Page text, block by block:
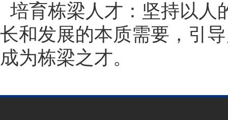
培育栋梁人才：坚持以人
长和发展的本质需要，引
成为栋梁之才。